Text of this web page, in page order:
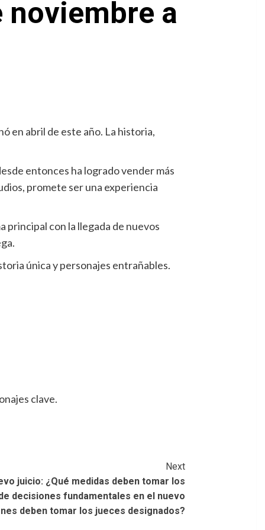
noviembre a
en abril de este año. La historia,
entonces ha logrado vender más
promete ser una experiencia
principal con la llegada de nuevos
única y personajes entrañables.
clave.
Next
juicio: ¿Qué medidas deben tomar los
decisiones fundamentales en el nuevo
deben tomar los jueces designados?